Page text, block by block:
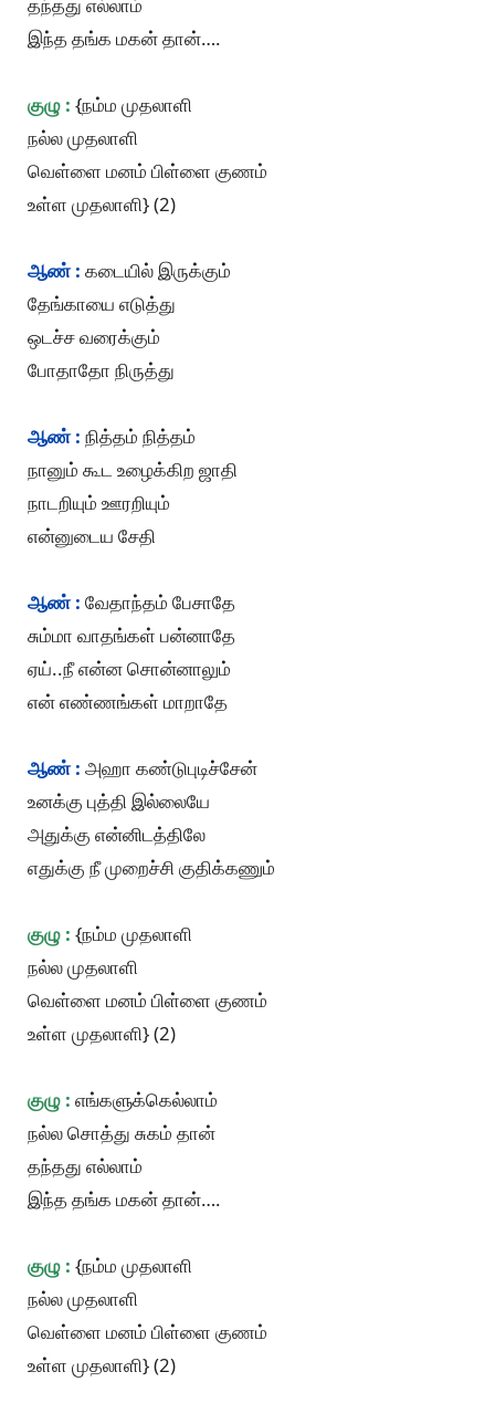
தந்தது எல்லாம்
இந்த தங்க மகன் தான்….
குழு : {நம்ம முதலாளி
நல்ல முதலாளி
வெள்ளை மனம் பிள்ளை குணம்
உள்ள முதலாளி} (2)
ஆண் : கடையில் இருக்கும்
தேங்காயை எடுத்து
ஒடச்ச வரைக்கும்
போதாதோ நிருத்து
ஆண் : நித்தம் நித்தம்
நானும் கூட உழைக்கிற ஜாதி
நாடறியும் ஊரறியும்
என்னுடைய சேதி
ஆண் : வேதாந்தம் பேசாதே
சும்மா வாதங்கள் பன்னாதே
ஏய்..நீ என்ன சொன்னாலும்
என் எண்ணங்கள் மாறாதே
ஆண் : அஹா கண்டுபுடிச்சேன்
உனக்கு புத்தி இல்லையே
அதுக்கு என்னிடத்திலே
எதுக்கு நீ முறைச்சி குதிக்கணும்
குழு : {நம்ம முதலாளி
நல்ல முதலாளி
வெள்ளை மனம் பிள்ளை குணம்
உள்ள முதலாளி} (2)
குழு : எங்களுக்கெல்லாம்
நல்ல சொத்து சுகம் தான்
தந்தது எல்லாம்
இந்த தங்க மகன் தான்….
குழு : {நம்ம முதலாளி
நல்ல முதலாளி
வெள்ளை மனம் பிள்ளை குணம்
உள்ள முதலாளி} (2)